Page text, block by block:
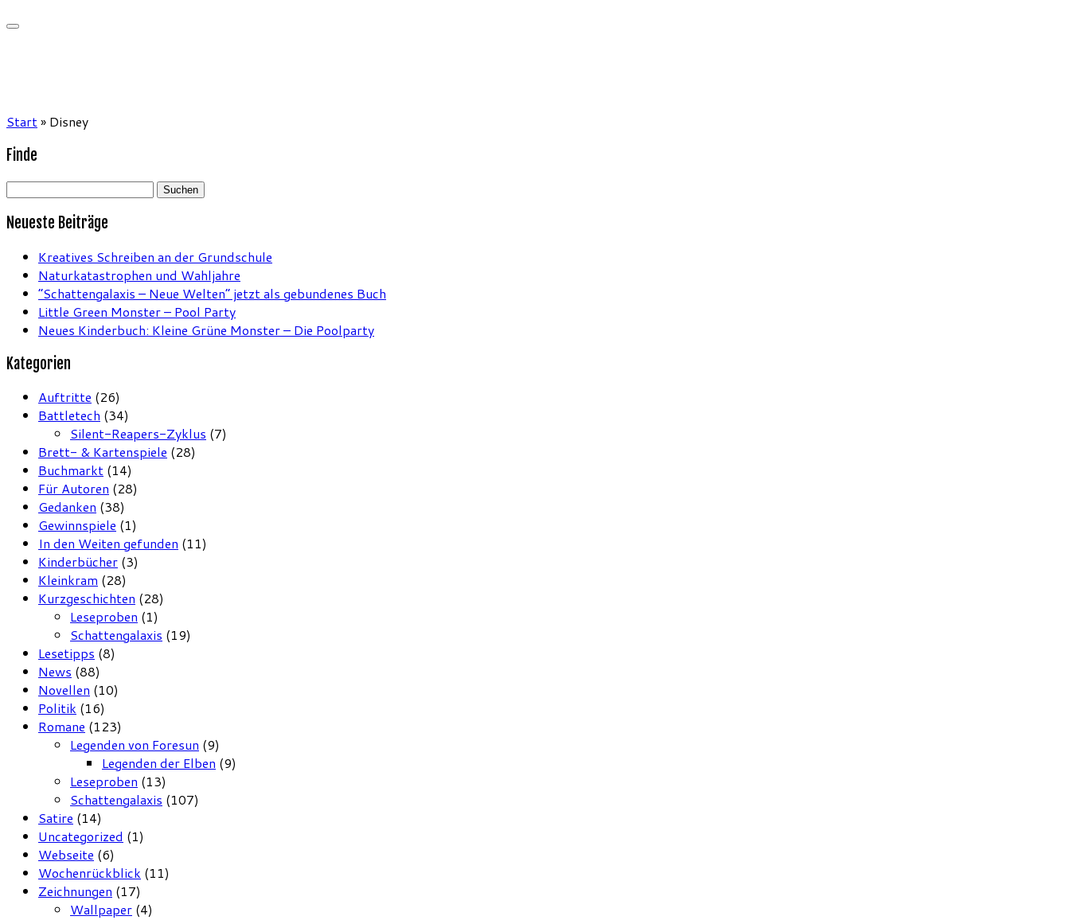
Start» Disney
Finde
Suchen
Neueste Beiträge
Kreatives Schreiben an der Grundschule
Naturkatastrophen und Wahljahre
“Schattengalaxis – Neue Welten” jetzt als gebundenes Buch
Little Green Monster – Pool Party
Neues Kinderbuch: Kleine Grüne Monster – Die Poolparty
Kategorien
Auftritte (26)
Battletech (34)
Silent-Reapers-Zyklus (7)
Brett- & Kartenspiele (28)
Buchmarkt (14)
Für Autoren (28)
Gedanken (38)
Gewinnspiele (1)
In den Weiten gefunden (11)
Kinderbücher (3)
Kleinkram (28)
Kurzgeschichten (28)
Leseproben (1)
Schattengalaxis (19)
Lesetipps (8)
News (88)
Novellen (10)
Politik (16)
Romane (123)
Legenden von Foresun (9)
Legenden der Elben (9)
Leseproben (13)
Schattengalaxis (107)
Satire (14)
Uncategorized (1)
Webseite (6)
Wochenrückblick (11)
Zeichnungen (17)
Wallpaper (4)